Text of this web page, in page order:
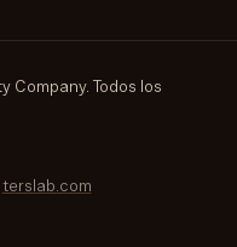
Company. Todos los
terslab.com